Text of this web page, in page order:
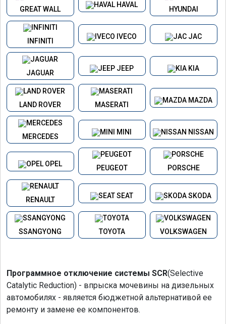
GREAT WALL
HAVAL
HYUNDAI
INFINITI
IVECO JAC
JAGUAR
JEEP KIA
LAND ROVER MASERATI
MAZDA
MERCEDES
MINI NISSAN
OPEL
PEUGEOT PORSCHE
RENAULT
SEAT SKODA
SSANGYONG TOYOTA VOLKSWAGEN
Программное отключение системы SCR(Selective
Catalytic Reduction) - впрыска мочевины на дизельных
автомобилях - является бюджетной альтернативой ее
ремонту и замене ее компонентов.